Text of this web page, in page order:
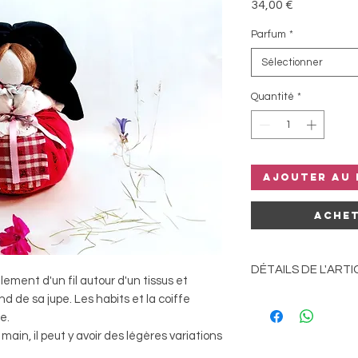
d'un fil autour d'un tissus et
de sa jupe. Les habits et la coiffe
il peut y avoir des légères variations
34,00 €
Parfum *
Sélectionner
Quantité *
Ajouter au
DÉTAILS DE